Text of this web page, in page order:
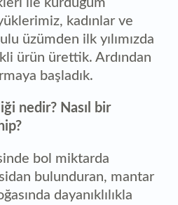
kadınlar ve
üzümden ilk yılımızda
ürün ürettik. Ardından
başladık.
nedir? Nasıl bir
bol miktarda
bulunduran, mantar
dayanıklılıkla